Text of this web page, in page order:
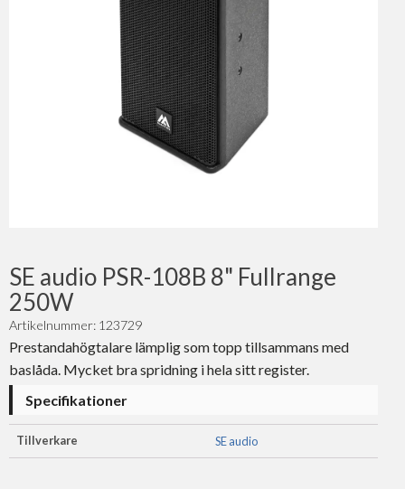
SE audio PSR-108B 8" Fullrange
250W
Artikelnummer: 123729
Prestandahögtalare lämplig som topp tillsammans med
baslåda. Mycket bra spridning i hela sitt register.
Specifikationer
Tillverkare SE audio